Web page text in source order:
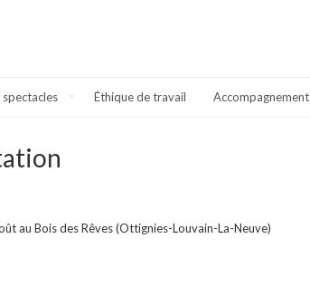
spectacles Éthique de travail Accompagnement
au Bois des Rêves (Ottignies-Louvain-La-Neuve)